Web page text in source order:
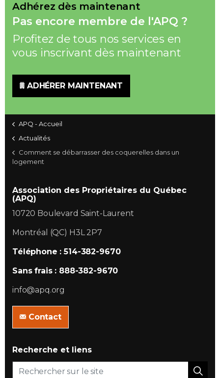
Adhérez dès maintenant
Pas encore membre de l'APQ ?
Profitez de tous nos services en
vous inscrivant dès maintenant
ADHÉRER MAINTENANT
APQ - Accueil
Actualités
Comment se débarrasser des coquerelles dans un
logement
Association des Propriétaires du Québec
(APQ)
10720 Boulevard Saint-Laurent
Montréal (QC) H3L 2P7
Téléphone : 514-382-9670
Sans frais : 888-382-9670
info@apq.org
Contact
Recherche et liens